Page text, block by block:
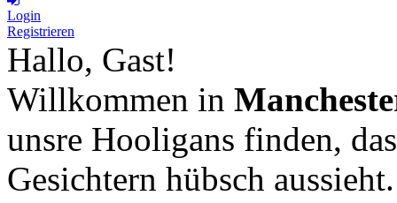
Login
Registrieren
Hallo, Gast!
Willkommen in
unsre Hooligans finden,
Gesichtern hübsch